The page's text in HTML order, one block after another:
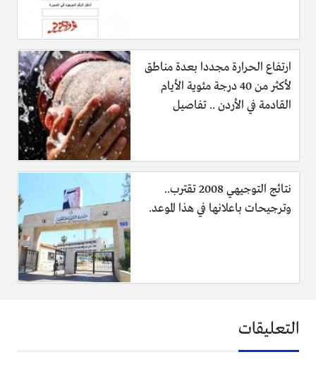
ارتفاع الحرارة مجددا بعدة مناطق
لأكثر من 40 درجة مئوية الأيام
القادمة في الأردن .. تفاصيل
نتائج التوجيهي 2008 تقترب..
وترجيحات باعلانها في هذا الموعد.
التعليقات